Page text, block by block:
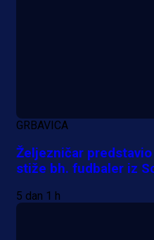
GRBAVICA
Željezničar
stiže bh. fudbaler iz
5 dan 1 h